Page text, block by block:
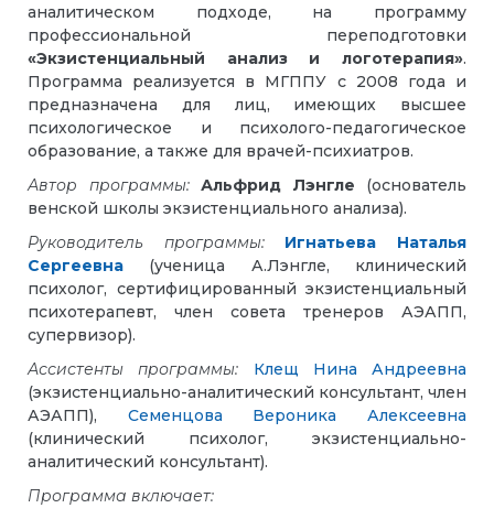
аналитическом подходе, на программу
профессиональной переподготовки
«Экзистенциальный анализ и логотерапия».
Программа реализуется в МГППУ с 2008 года и
предназначена для лиц, имеющих высшее
психологическое и психолого-педагогическое
образование, а также для врачей-психиатров.
Автор программы: Альфрид Лэнгле (основатель
венской школы экзистенциального анализа).
Руководитель программы: Игнатьева Наталья
Сергеевна (ученица А.Лэнгле, клинический
психолог, сертифицированный экзистенциальный
психотерапевт, член совета тренеров АЭАПП,
супервизор).
Ассистенты программы:
Клещ Нина Андреевна
(экзистенциально-аналитический консультант, член
АЭАПП), Семенцова Вероника Алексеевна
(клинический психолог, экзистенциально-
аналитический консультант).
Программа включает: